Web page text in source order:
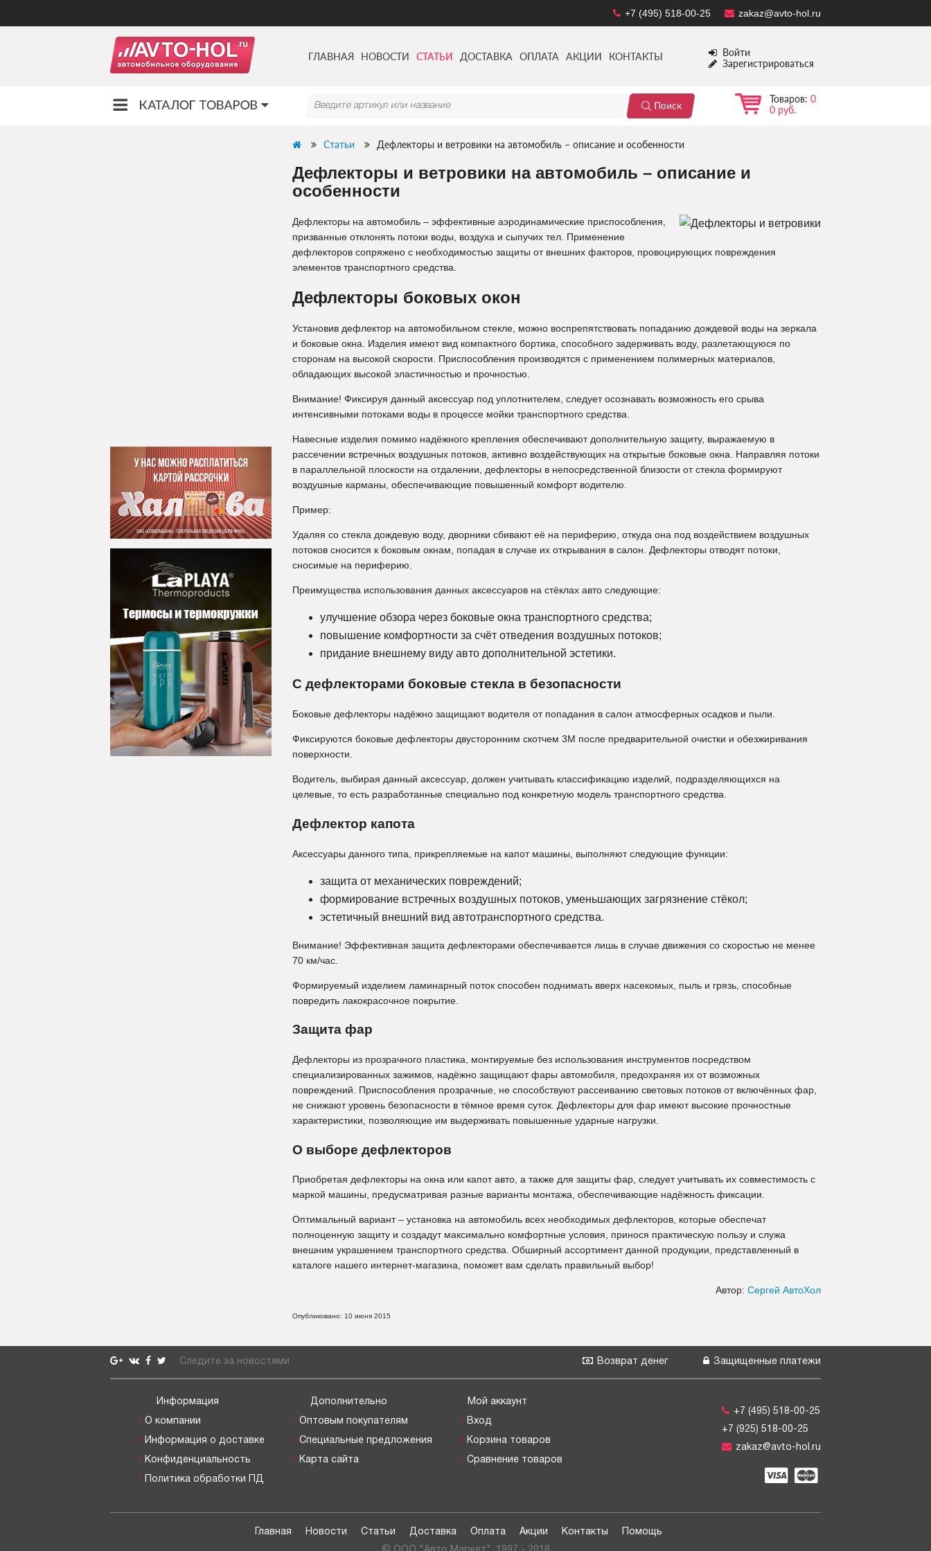
zakaz@avto-hol.ru
+7 (495) 518-00-25
ГЛАВНАЯ НОВОСТИ СТАТЬИ ДОСТАВКА ОПЛАТА АКЦИИ КОНТАКТЫ
Войти
Зарегистрироваться
Товаров: 0
0 руб.
Статьи Дефлекторы и ветровики на автомобиль – описание и особенности
Дефлекторы и ветровики на автомобиль – описание и
особенности
Дефлекторы на автомобиль – эффективные аэродинамические приспособления,
призванные отклонять потоки воды, воздуха и сыпучих тел. Применение
дефлекторов сопряжено с необходимостью защиты от внешних факторов, провоцирующих повреждения
элементов транспортного средства.
Дефлекторы боковых окон
Установив дефлектор на автомобильном стекле, можно воспрепятствовать попаданию дождевой воды на зеркала
и боковые окна. Изделия имеют вид компактного бортика, способного задерживать воду, разлетающуюся по
сторонам на высокой скорости. Приспособления производятся с применением полимерных материалов,
обладающих высокой эластичностью и прочностью.
Внимание! Фиксируя данный аксессуар под уплотнителем, следует осознавать возможность его срыва
интенсивными потоками воды в процессе мойки транспортного средства.
Навесные изделия помимо надёжного крепления обеспечивают дополнительную защиту, выражаемую в
рассечении встречных воздушных потоков, активно воздействующих на открытые боковые окна. Направляя потоки
в параллельной плоскости на отдалении, дефлекторы в непосредственной близости от стекла формируют
воздушные карманы, обеспечивающие повышенный комфорт водителю.
Пример:
Удаляя со стекла дождевую воду, дворники сбивают её на периферию, откуда она под воздействием воздушных
потоков сносится к боковым окнам, попадая в случае их открывания в салон. Дефлекторы отводят потоки,
сносимые на периферию.
Преимущества использования данных аксессуаров на стёклах авто следующие:
улучшение обзора через боковые окна транспортного средства;
повышение комфортности за счёт отведения воздушных потоков;
придание внешнему виду авто дополнительной эстетики.
С дефлекторами боковые стекла в безопасности
Боковые дефлекторы надёжно защищают водителя от попадания в салон атмосферных осадков и пыли.
Фиксируются боковые дефлекторы двусторонним скотчем 3М после предварительной очистки и обезжиривания
поверхности.
Водитель, выбирая данный аксессуар, должен учитывать классификацию изделий, подразделяющихся на
целевые, то есть разработанные специально под конкретную модель транспортного средства.
Дефлектор капота
Аксессуары данного типа, прикрепляемые на капот машины, выполняют следующие функции:
защита от механических повреждений;
формирование встречных воздушных потоков, уменьшающих загрязнение стёкол;
эстетичный внешний вид автотранспортного средства.
Внимание! Эффективная защита дефлекторами обеспечивается лишь в случае движения со скоростью не менее
70 км/час.
Формируемый изделием ламинарный поток способен поднимать вверх насекомых, пыль и грязь, способные
повредить лакокрасочное покрытие.
Защита фар
Дефлекторы из прозрачного пластика, монтируемые без использования инструментов посредством
специализированных зажимов, надёжно защищают фары автомобиля, предохраняя их от возможных
повреждений. Приспособления прозрачные, не способствуют рассеиванию световых потоков от включённых фар,
не снижают уровень безопасности в тёмное время суток. Дефлекторы для фар имеют высокие прочностные
характеристики, позволяющие им выдерживать повышенные ударные нагрузки.
О выборе дефлекторов
Приобретая дефлекторы на окна или капот авто, а также для защиты фар, следует учитывать их совместимость с
маркой машины, предусматривая разные варианты монтажа, обеспечивающие надёжность фиксации.
Оптимальный вариант – установка на автомобиль всех необходимых дефлекторов, которые обеспечат
полноценную защиту и создадут максимально комфортные условия, принося практическую пользу и служа
внешним украшением транспортного средства. Обширный ассортимент данной продукции, представленный в
каталоге нашего интернет-магазина, поможет вам сделать правильный выбор!
Автор: Сергей АвтоХол
Опубликовано: 10 июня 2015
Следите за новостями Защищенные платежи
Возврат денег
Информация
О компании
Информация о доставке
Конфиденциальность
Политика обработки ПД
Дополнительно
Оптовым покупателям
Специальные предложения
Карта сайта
Мой аккаунт
Вход
Корзина товаров
Сравнение товаров
+7 (495) 518-00-25
+7 (925) 518-00-25
zakaz@avto-hol.ru
Главная Новости Статьи Доставка Оплата Акции Контакты
Помощь